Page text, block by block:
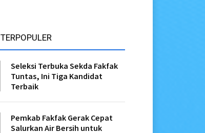
TERPOPULER
Seleksi Terbuka Sekda Fakfak
Tuntas, Ini Tiga Kandidat
Terbaik
Pemkab Fakfak Gerak Cepat
Salurkan Air Bersih untuk